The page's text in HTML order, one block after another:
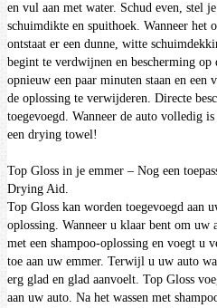
en vul aan met water. Schud even, stel
schuimdikte en spuithoek. Wanneer het
ontstaat er een dunne, witte
begint te verdwijnen en bescherming op
opnieuw een paar minuten staan ​​en
de oplossing te verwijderen. Directe
toegevoegd. Wanneer de auto volledig
een drying towel!
Top Gloss in je emmer – Nog een
Drying Aid.
Top Gloss kan worden toegevoegd aan
oplossing. Wanneer u klaar bent om uw
met een shampoo-oplossing en voegt u
toe aan uw emmer. Terwijl u uw auto
erg glad en glad aanvoelt. Top Gloss
aan uw auto. Na het wassen met